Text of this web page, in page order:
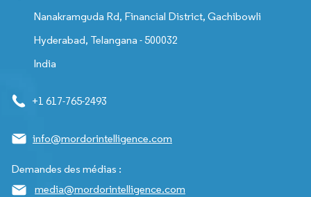
Nanakramguda Rd, Financial District, Gachibowli
Hyderabad, Telangana - 500032
India
+1 617-765-2493
info@mordorintelligence.com
Demandes des médias :
media@mordorintelligence.com